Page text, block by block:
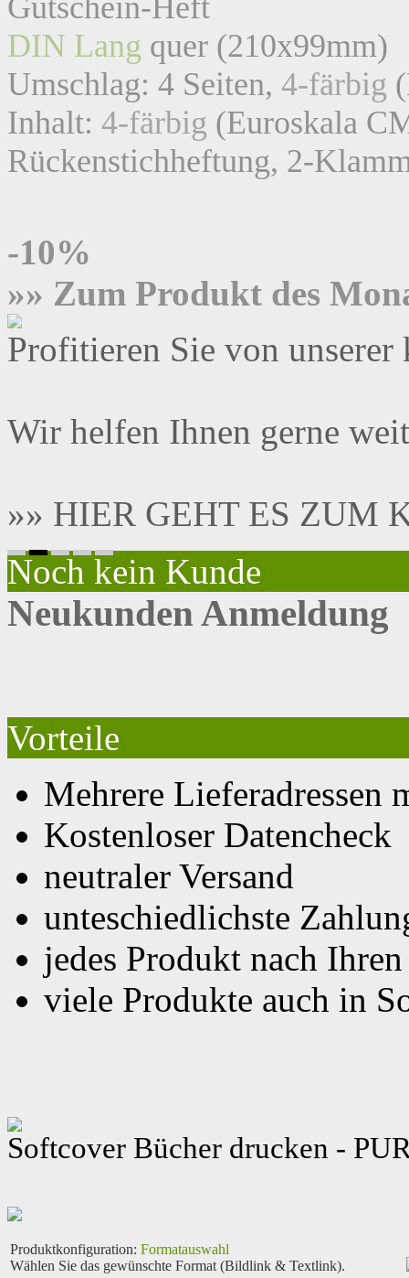
Wir helfen Ihnen gerne
»» HIER GEHT ES ZUM
Noch kein Kunde
Vorteile
Kostenloser Datencheck
unteschiedlichste
jedes Produkt nach
viele Produkte auch in
Softcover Bücher drucken -
Wählen Sie das gewünschte Format (Bildlink & Textlink).
A5
Stanzwerkzeug Button